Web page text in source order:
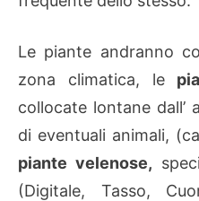
Le piante andranno
zona climatica, le
collocate lontane dall’
di eventuali animali,
piante velenose,
(Digitale, Tasso,